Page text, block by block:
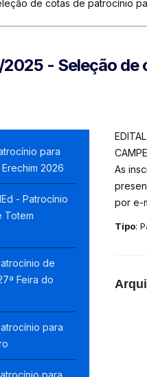
de cotas de patrocínio
2025 - Seleção
para
2026
- Patrocínio
Totem
de
Feira do
para
As
por e-
Tipo: